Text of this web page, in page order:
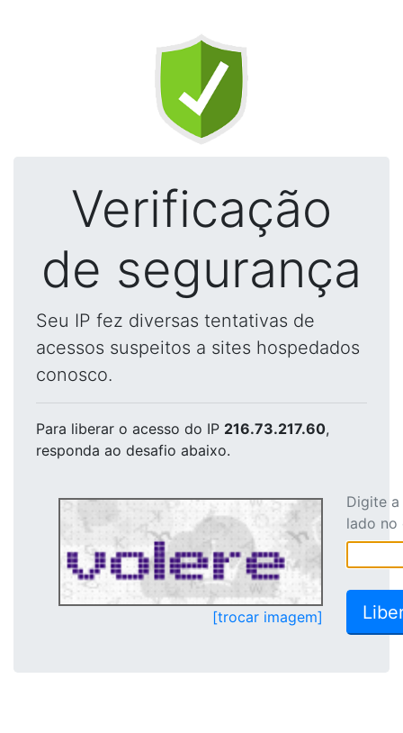
Verificação
de segurança
Seu IP fez diversas tentativas de
acessos suspeitos a sites hospedados
conosco.
Para liberar o acesso do IP 216.73.217.60,
responda ao desafio abaixo.
[trocar imagem]
Digite
lado no